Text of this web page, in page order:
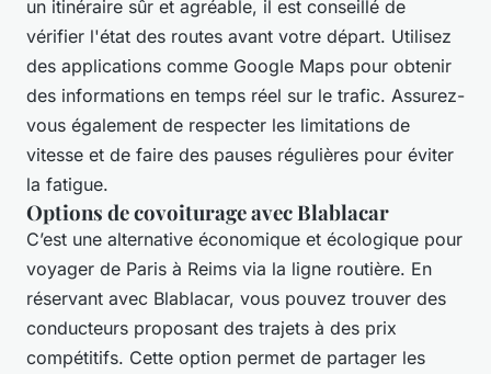
un itinéraire sûr et agréable, il est conseillé de
vérifier l'état des routes avant votre départ. Utilisez
des applications comme Google Maps pour obtenir
des informations en temps réel sur le trafic. Assurez-
vous également de respecter les limitations de
vitesse et de faire des pauses régulières pour éviter
la fatigue.
Options de covoiturage avec Blablacar
C’est une alternative économique et écologique pour
voyager de Paris à Reims via la ligne routière. En
réservant avec Blablacar, vous pouvez trouver des
conducteurs proposant des trajets à des prix
compétitifs. Cette option permet de partager les